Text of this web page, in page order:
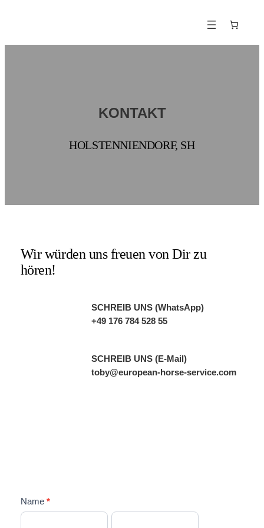
KONTAKT
HOLSTENNIENDORF, SH
Wir würden uns freuen von Dir zu
hören!
SCHREIB UNS (WhatsApp)
+49 176 784 528 55
SCHREIB UNS (E-Mail)
toby@european-horse-service.com
K
o
Name *
V
N